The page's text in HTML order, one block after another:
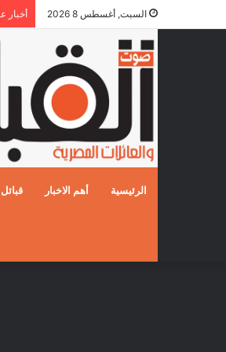
السبت, أغسطس 8 2026 أخبار
الرئيسية أهم الاخبار